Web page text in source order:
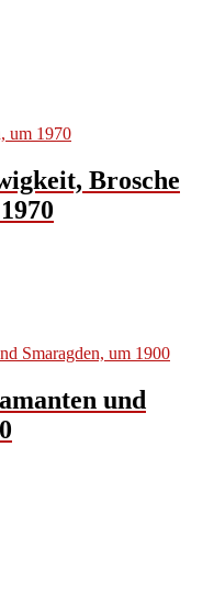
Brosche
und